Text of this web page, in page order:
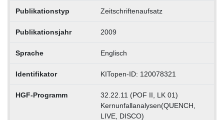
Publikationstyp Zeitschriftenaufsatz
Publikationsjahr 2009
Sprache Englisch
Identifikator KITopen-ID: 120078321
HGF-Programm
32.22.11 (POF II, LK 01)
Kernunfallanalysen(QUENCH,
LIVE, DISCO)